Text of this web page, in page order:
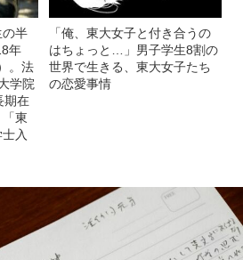
の半
年
。法
学院
期在
東
入
「俺、東大女子と付き合うの
はちょっと…」男子学生8割の
世界で生きる、東大女子たち
の恋愛事情